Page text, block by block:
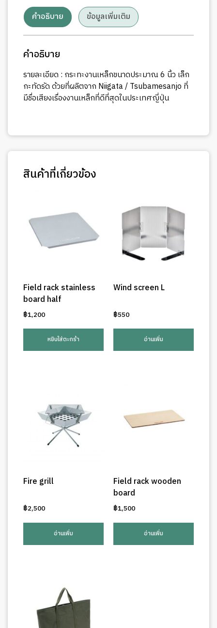
คำอธิบาย ข้อมูลเพิ่มเติม
คำอธิบาย
รายละเอียด : กระทะงานเหล็กขนาดประมาณ 6 นิ้ว เล็ก
กะทัดรัด ด้วยที่ผลิตจาก Niigata / Tsubamesanjo ที่
มีชื่อเสียงเรื่องงานเหล็กที่ดีที่สุดในประเทศญี่ปุ่น
สินค้าที่เกี่ยวข้อง
Field rack stainless
board half
฿1,200
หยิบใส่ตะกร้า
Wind screen L
฿550
อ่านเพิ่ม
Fire grill
฿2,500
อ่านเพิ่ม
Field rack wooden
board
฿1,500
อ่านเพิ่ม